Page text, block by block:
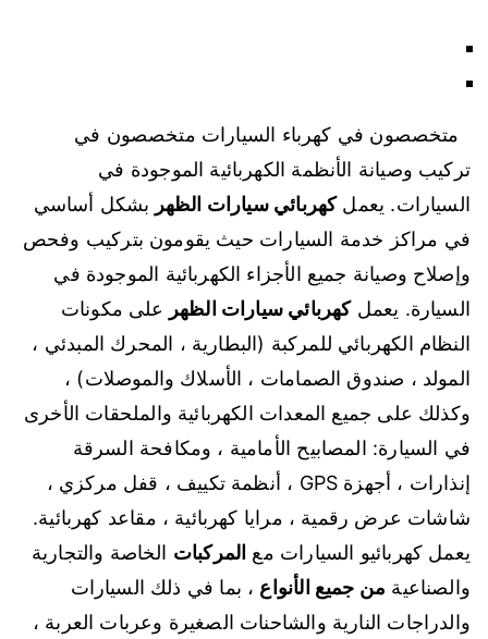
متخصصون في كهرباء السيارات متخصصون في
تركيب وصيانة الأنظمة الكهربائية الموجودة في
السيارات. يعملكهربائي سيارات الظهر بشكل أساسي
في مراكز خدمة السيارات حيث يقومون بتركيب وفحص
وإصلاح وصيانة جميع الأجزاء الكهربائية الموجودة في
السيارة. يعملكهربائي سيارات الظهر على مكونات
النظام الكهربائي للمركبة (البطارية ، المحرك المبدئي ،
المولد ، صندوق الصمامات ، الأسلاك والموصلات) ،
وكذلك على جميع المعدات الكهربائية والملحقات الأخرى
في السيارة: المصابيح الأمامية ، ومكافحة السرقة
إنذارات ، أجهزة GPS ، أنظمة تكييف ، قفل مركزي ،
شاشات عرض رقمية ، مرايا كهربائية ، مقاعد كهربائية.
يعمل كهربائيو السيارات مع المركبات الخاصة والتجارية
والصناعية من جميع الأنواع ، بما في ذلك السيارات
والدراجات النارية والشاحنات الصغيرة وعربات العربة ،